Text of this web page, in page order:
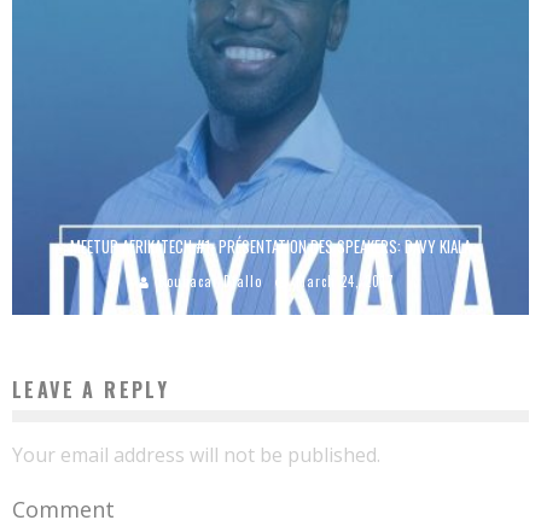
MEETUP AFRIKATECH #1- PRÉSENTATION DES SPEAKERS: DAVY KIALA
Boubacar Diallo March 24, 2017
LEAVE A REPLY
Your email address will not be published.
Comment